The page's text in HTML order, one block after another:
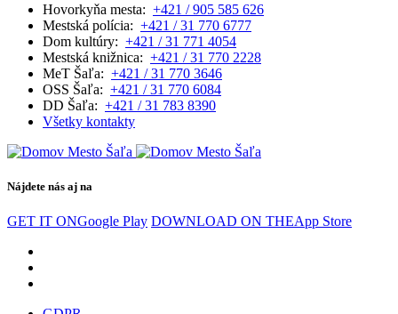
Hovorkyňa mesta: +421 / 905 585 626
Mestská polícia: +421 / 31 770 6777
Dom kultúry: +421 / 31 771 4054
Mestská knižnica: +421 / 31 770 2228
MeT Šaľa: +421 / 31 770 3646
OSS Šaľa: +421 / 31 770 6084
DD Šaľa: +421 / 31 783 8390
Všetky kontakty
Nájdete nás aj na
GET IT ONGoogle Play DOWNLOAD ON THEApp Store